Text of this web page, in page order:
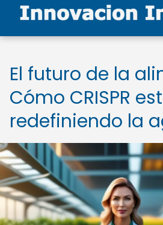
El futuro de la
Cómo CRISPR
redefiniendo la